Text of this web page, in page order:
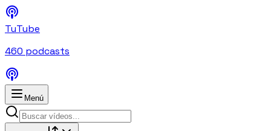
TuTube
460 podcasts
Menú